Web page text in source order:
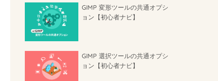
GIMP 変形ツールの共通オプシ
ョン【初心者ナビ】
GIMP 選択ツールの共通オプシ
ョン【初心者ナビ】